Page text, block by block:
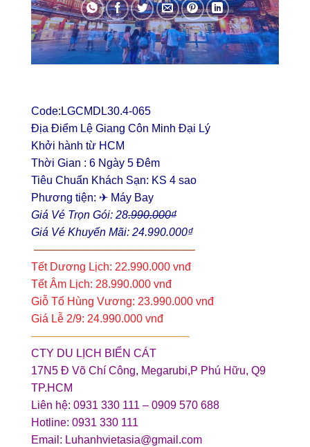
Code:LGCMDL30.4-065
Địa Điểm Lệ Giang Côn Minh Đại Lý
Khởi hành từ HCM
Thời Gian : 6 Ngày 5 Đêm
Tiêu Chuẩn Khách Sạn: KS 4 sao
Phương tiện: ✈ Máy Bay
Giá Vé Trọn Gói: 28.990.000₫
Giá Vé Khuyến Mãi: 24.990.000₫
——————————————–
Tết Dương Lịch: 22.990.000 vnđ
Tết Âm Lịch: 28.990.000 vnđ
Giỗ Tổ Hùng Vương: 23.990.000 vnđ
Giá Lễ 2/9: 24.990.000 vnđ
——————————————-
CTY DU LỊCH BIỂN CÁT
17N5 Đ Võ Chí Công, Megarubi,P Phú Hữu, Q9
TP.HCM
Liên hệ: 0931 330 111 – 0909 570 688
Hotline: 0931 330 111
Email: Luhanhvietasia@gmail.com